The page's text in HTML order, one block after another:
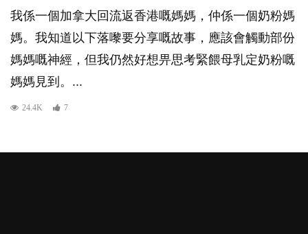
我係一個加拿大回流返香港嘅媽媽，仲係一個奶粉媽
媽。我知道以下落嚟要分享嘅故事，應該會觸動部份
媽媽嘅神經，但我仍然好想畀思考緊餵母乳定奶粉嘅
媽媽見到。...
24.4K 7